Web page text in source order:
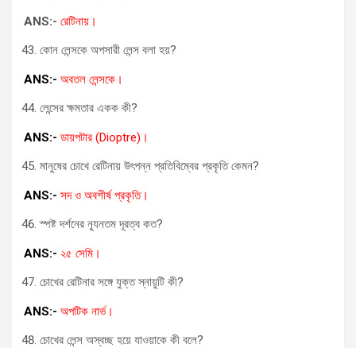
ANS:- রেটিনায়।
কোন লেন্সকে অপসারী লেন্স বলা হয়?
ANS:- অবতল লেন্সকে।
লেন্সের ক্ষমতার একক কী?
ANS:- ডায়পটার (Dioptre)।
মানুষের চোখে রেটিনায় উৎপন্ন প্রতিবিম্বের প্রকৃতি কেমন?
ANS:- সদ ও অবশীর্ষ প্রকৃতি।
স্পষ্ট দর্শনের ন্যূনতম দূরত্ব কত?
ANS:- ২৫ সেমি।
চোখের রেটিনার সঙ্গে যুক্ত স্নায়ুটি কী?
ANS:- অপটিক নার্ভ।
চোখের লেন্স অস্বচ্ছ হয়ে যাওয়াকে কী বলে?